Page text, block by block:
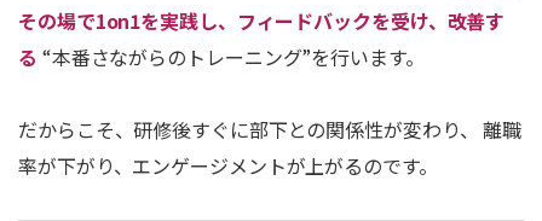
その場で1on1を実践し、フィードバックを受け、改善す
る “本番さながらのトレーニング”を行います。
だからこそ、研修後すぐに部下との関係性が変わり、 離職
率が下がり、エンゲージメントが上がるのです。